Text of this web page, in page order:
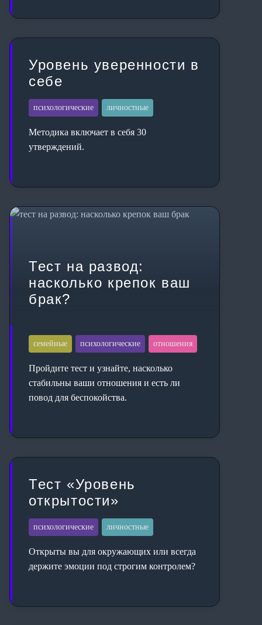
Уровень уверенности в
себе
психологические личностные
Методика включает в себя 30
утверждений.
Тест на развод:
насколько крепок ваш
брак?
семейные психологические отношения
Пройдите тест и узнайте, насколько
стабильны ваши отношения и есть ли
повод для беспокойства.
Тест «Уровень
открытости»
психологические личностные
Открыты вы для окружающих или всегда
держите эмоции под строгим контролем?